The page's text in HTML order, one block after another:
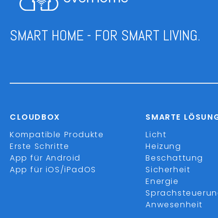
SMART HOME - FOR SMART LIVING.
CLOUDBOX
Kompatible Produkte
Erste Schritte
App für Android
App für iOS/iPadOS
SMARTE
Licht
Heizung
Beschattung
Sicherheit
Energie
Anwesenheit